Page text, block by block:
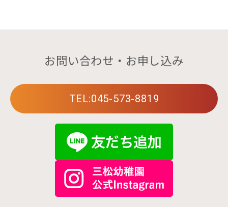
お問い合わせ・お申し込み
TEL:045-573-8819